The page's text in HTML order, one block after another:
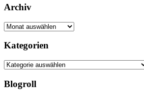
Archiv
Archiv
Kategorien
Kategorien
Blogroll